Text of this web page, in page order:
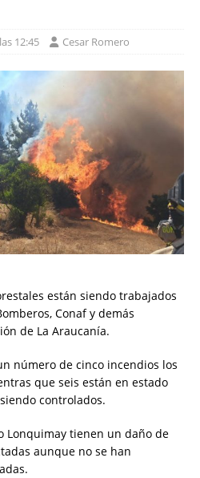
12:45 Cesar Romero
están siendo trabajados
Conaf y demás
de La Araucanía.
número de cinco incendios los
que seis están en estado
controlados.
Lonquimay tienen un daño de
aunque no se han